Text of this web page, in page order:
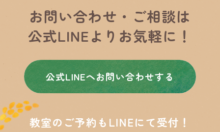
お問い合わせ・ご相談は
公式LINEよりお気軽に！
公式LINEヘお問い合わせする
教室のご予約もLINEにて受付！